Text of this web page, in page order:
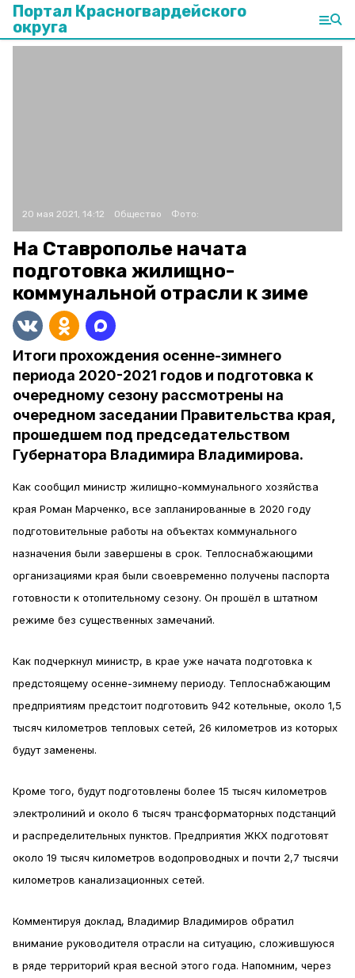
Портал Красногвардейского
округа
20 мая 2021, 14:12 Общество Фото:
На Ставрополье начата
подготовка жилищно-
коммунальной отрасли к зиме
Итоги прохождения осенне-зимнего
периода 2020-2021 годов и подготовка к
очередному сезону рассмотрены на
очередном заседании Правительства края,
прошедшем под председательством
Губернатора Владимира Владимирова.
Как сообщил министр жилищно-коммунального хозяйства
края Роман Марченко, все запланированные в 2020 году
подготовительные работы на объектах коммунального
назначения были завершены в срок. Теплоснабжающими
организациями края были своевременно получены паспорта
готовности к отопительному сезону. Он прошёл в штатном
режиме без существенных замечаний.
Как подчеркнул министр, в крае уже начата подготовка к
предстоящему осенне-зимнему периоду. Теплоснабжающим
предприятиям предстоит подготовить 942 котельные, около 1,5
тысяч километров тепловых сетей, 26 километров из которых
будут заменены.
Кроме того, будут подготовлены более 15 тысяч километров
электролиний и около 6 тысяч трансформаторных подстанций
и распределительных пунктов. Предприятия ЖКХ подготовят
около 19 тысяч километров водопроводных и почти 2,7 тысячи
километров канализационных сетей.
Комментируя доклад, Владимир Владимиров обратил
внимание руководителя отрасли на ситуацию, сложившуюся
в ряде территорий края весной этого года. Напомним, через